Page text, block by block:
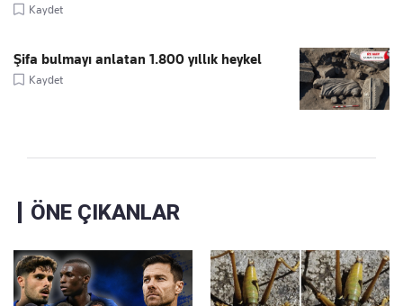
Kaydet
Şifa bulmayı anlatan 1.800 yıllık heykel
Kaydet
ÖNE ÇIKANLAR